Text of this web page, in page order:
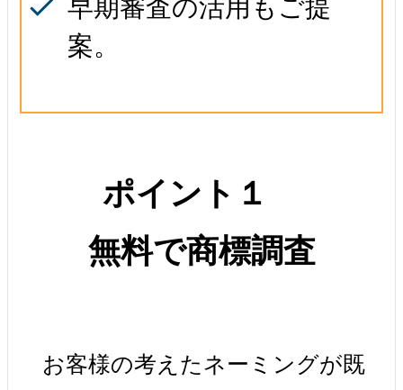
早期審査の活用もご提
案。
ポイント１
無料で商標調査
お客様の考えたネーミングが既